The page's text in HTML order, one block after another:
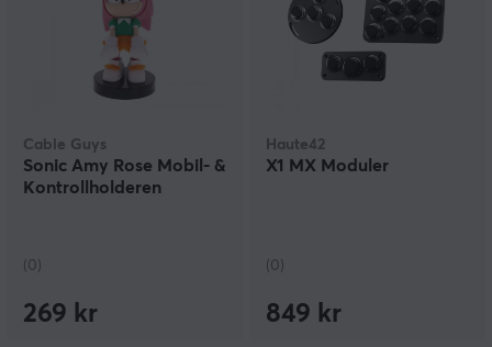
Cable Guys
Sonic Amy Rose Mobil- &
Kontrollholderen
(0)
269 kr
Haute42
X1 MX Moduler
(0)
849 kr